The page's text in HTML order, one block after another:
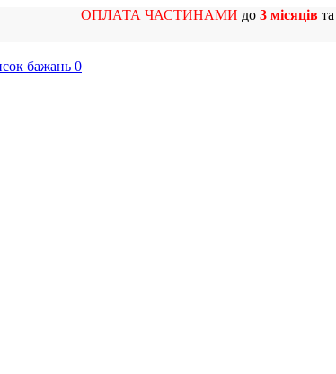
ОПЛАТА ЧАСТИНАМИ до 3 місяцівта
0